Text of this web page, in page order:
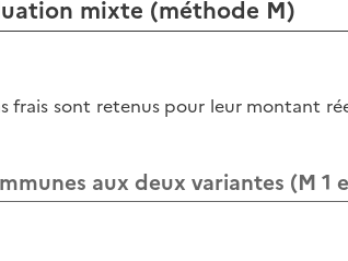
mixte (méthode M)
frais sont retenus pour leur montant
aux deux variantes (M 1